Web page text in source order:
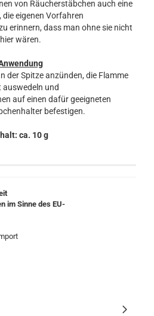
von Räucherstäbchen auch eine
die eigenen Vorfahren
erinnern, dass man ohne sie nicht
hier wären.
der Spitze anzünden, die Flamme
auswedeln und
auf einen dafür geeigneten
befestigen.
ca. 10 g
im Sinne des EU-